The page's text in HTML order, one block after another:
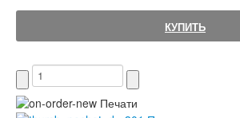
КУПИТЬ